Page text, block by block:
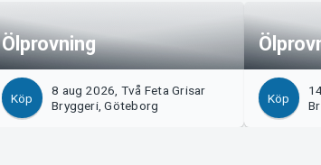
Ölprovning
Köp
8 aug 2026, Två Feta Grisar
Bryggeri, Göteborg
Köp